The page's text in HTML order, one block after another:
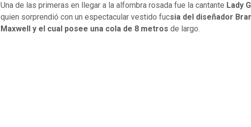
Una de las primeras en llegar a la alfombra rosada fue la cantante Lady
quien sorprendió con un espectacular vestido fucsia del diseñador
Maxwell y el cual posee una cola de 8 metros de largo.